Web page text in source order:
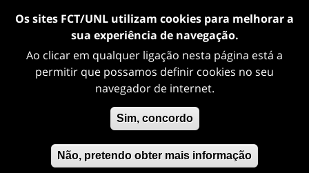
Os sites FCT/UNL utilizam cookies para melhorar a
sua experiência de navegação.
Ao clicar em qualquer ligação nesta página está a
permitir que possamos definir cookies no seu
navegador de internet.
Sim, concordo
Não, pretendo obter mais informação